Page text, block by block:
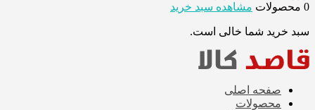
0 محصولات
مشاهده سبد خرید
سبد خرید شما خالی است.
صفحه اصلی
محصولات